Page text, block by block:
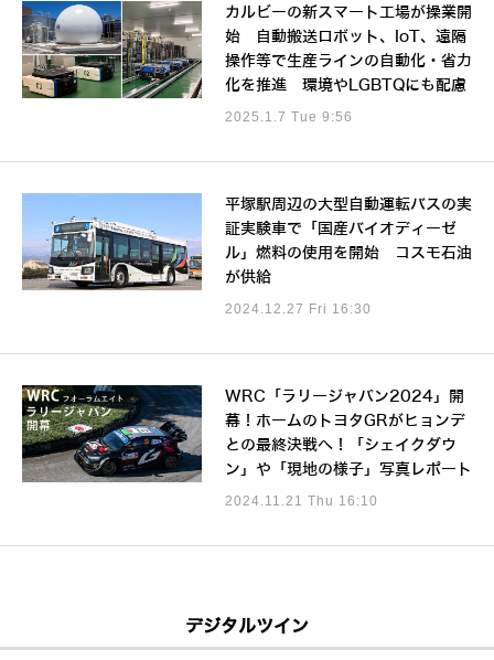
カルビーの新スマート工場が操業開
始 自動搬送ロボット、IoT、遠隔
操作等で生産ラインの自動化・省力
化を推進 環境やLGBTQにも配慮
2025.1.7 Tue 9:56
平塚駅周辺の大型自動運転バスの実
証実験車で「国産バイオディーゼ
ル」燃料の使用を開始 コスモ石油
が供給
2024.12.27 Fri 16:30
WRC「ラリージャパン2024」開
幕！ホームのトヨタGRがヒョンデ
との最終決戦へ！「シェイクダウ
ン」や「現地の様子」写真レポート
2024.11.21 Thu 16:10
デジタルツイン